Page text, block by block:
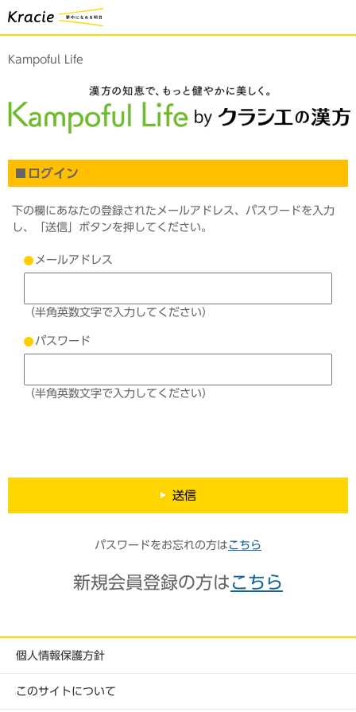
Kampoful Life
ログイン
下の欄にあなたの登録されたメールアドレス、パスワードを入力
し、「送信」ボタンを押してください。
メールアドレス
（半角英数文字で入力してください）
パスワード
（半角英数文字で入力してください）
送信
パスワードをお忘れの方は こちら
新規会員登録の方は こちら
個人情報保護方針
このサイトについて